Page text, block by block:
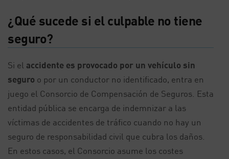
¿Qué sucede si el culpable no tiene
seguro?
Si el accidente es provocado por un vehículo sin
seguro o por un conductor no identificado, entra en
juego el Consorcio de Compensación de Seguros. Esta
entidad pública se encarga de indemnizar a las
víctimas de accidentes de tráfico cuando no hay un
seguro de responsabilidad civil que cubra los daños.
En estos casos, el Consorcio asume los costes